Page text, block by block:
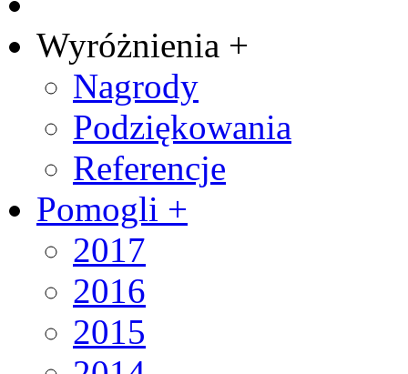
Wyróżnienia +
Nagrody
Podziękowania
Referencje
Pomogli +
2017
2016
2015